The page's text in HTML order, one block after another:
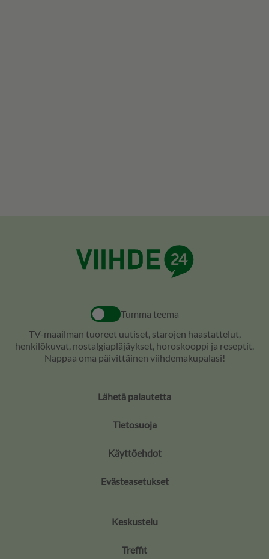
Tumma teema
TV-maailman tuoreet uutiset, starojen haastattelut,
henkilökuvat, nostalgiapläjäykset, horoskooppi ja reseptit.
Nappaa oma päivittäinen viihdemakupalasi!
Lähetä palautetta
Tietosuoja
Käyttöehdot
Evästeasetukset
Keskustelu
Treffit